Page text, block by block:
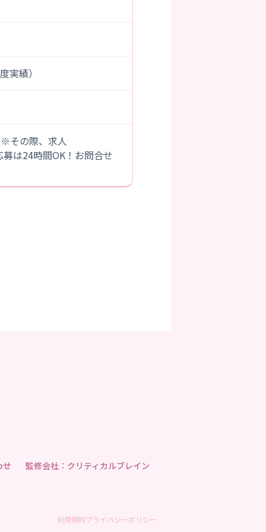
績）
その際、求人
は24時間OK！お問合せ
せ 監修会社：クリティカルブレイン
利用規約プライバシーポリシー